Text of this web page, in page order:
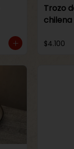
Trozo
chilena
$4.100